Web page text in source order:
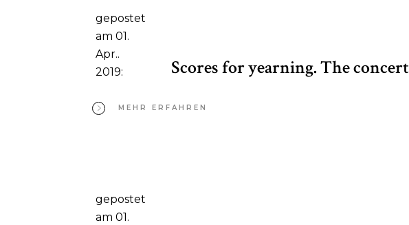
gepostet
am 01.
Apr..
2019:
Scores for yearning. The concert
MEHR ERFAHREN
gepostet
am 01.